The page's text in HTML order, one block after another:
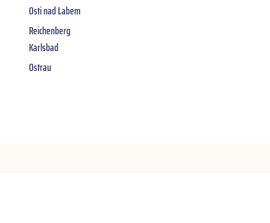
Osti nad Labem
Reichenberg
Karlsbad
Ostrau